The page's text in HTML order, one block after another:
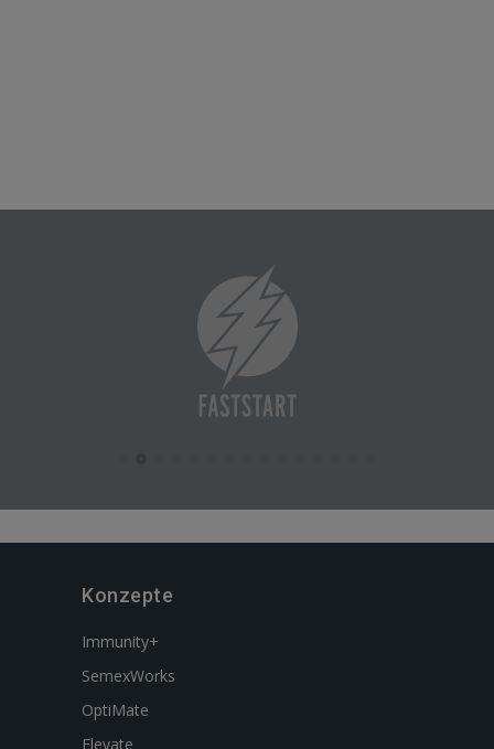
Konzepte
Immunity+
SemexWorks
OptiMate
Elevate